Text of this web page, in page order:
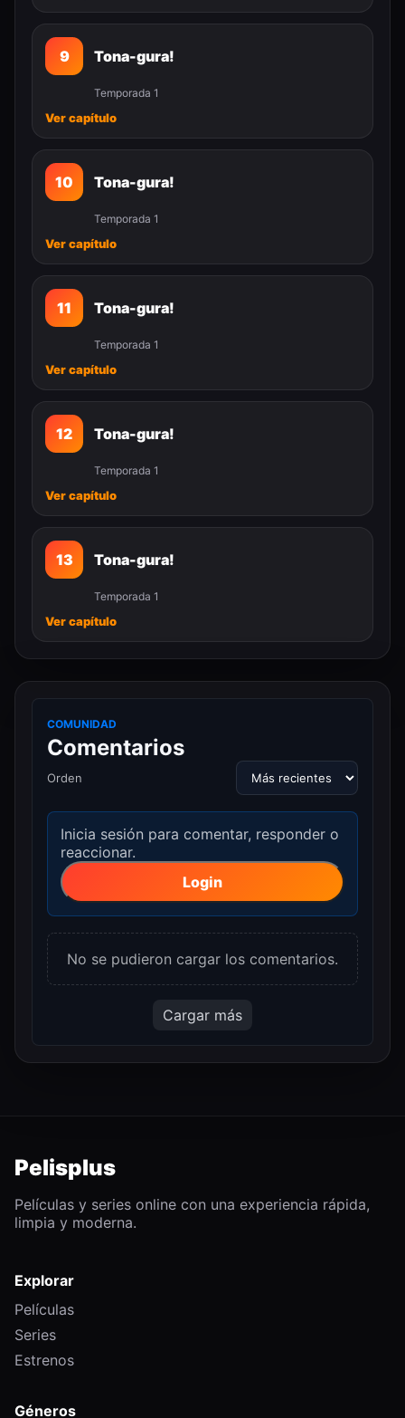
9 Tona-gura!
Temporada 1
Ver capítulo
10 Tona-gura!
Temporada 1
Ver capítulo
11 Tona-gura!
Temporada 1
Ver capítulo
12 Tona-gura!
Temporada 1
Ver capítulo
13 Tona-gura!
Temporada 1
Ver capítulo
COMUNIDAD
Comentarios
Orden
Inicia sesión para comentar, responder o
reaccionar.
Login
No se pudieron cargar los comentarios.
Cargar más
Pelisplus
Películas y series online con una experiencia rápida,
limpia y moderna.
Explorar
Películas
Series
Estrenos
Géneros